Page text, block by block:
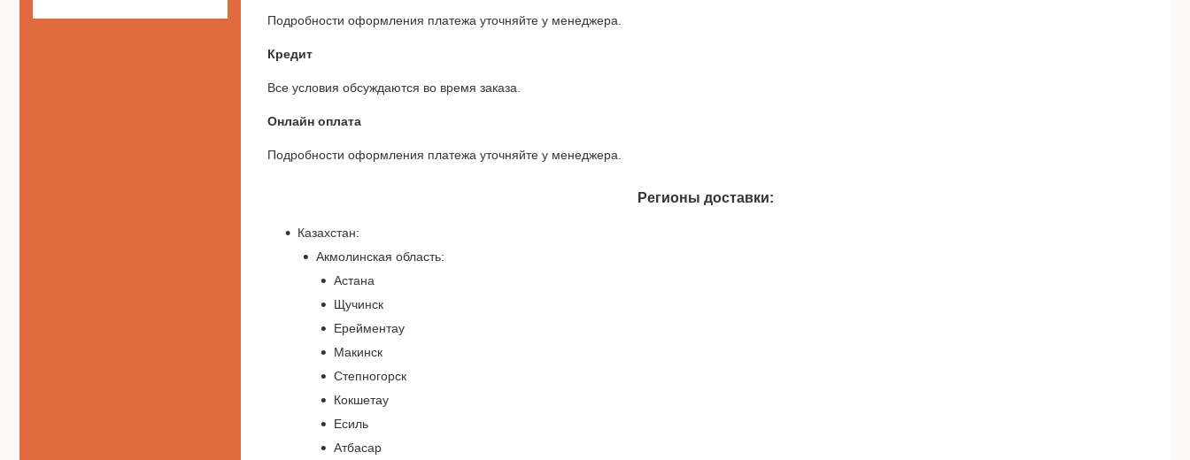
Подробности оформления платежа уточняйте у менеджера.
Кредит
Все условия обсуждаются во время заказа.
Онлайн оплата
Подробности оформления платежа уточняйте у менеджера.
Регионы доставки:
Казахстан:
Акмолинская область:
Астана
Щучинск
Ерейментау
Макинск
Степногорск
Кокшетау
Есиль
Атбасар